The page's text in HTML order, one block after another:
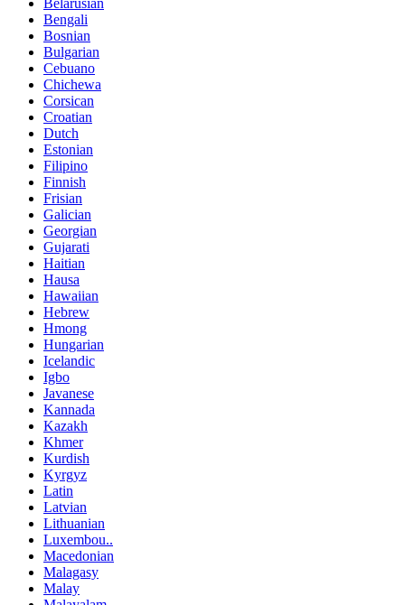
Bengali
Bosnian
Bulgarian
Cebuano
Chichewa
Corsican
Croatian
Dutch
Estonian
Filipino
Finnish
Frisian
Galician
Georgian
Gujarati
Haitian
Hausa
Hawaiian
Hebrew
Hmong
Hungarian
Icelandic
Igbo
Javanese
Kannada
Kazakh
Khmer
Kurdish
Kyrgyz
Latin
Latvian
Lithuanian
Luxembou..
Macedonian
Malagasy
Malay